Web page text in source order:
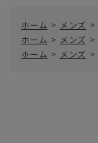
ホーム > メンズ >
ホーム > メンズ >
ホーム > メンズ >